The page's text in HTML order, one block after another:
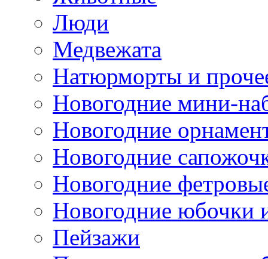
Люди
Медвежата
Натюрморты и
Новогодние мини-
Новогодние
Новогодние
Новогодние
Новогодние юбочки
Пейзажи